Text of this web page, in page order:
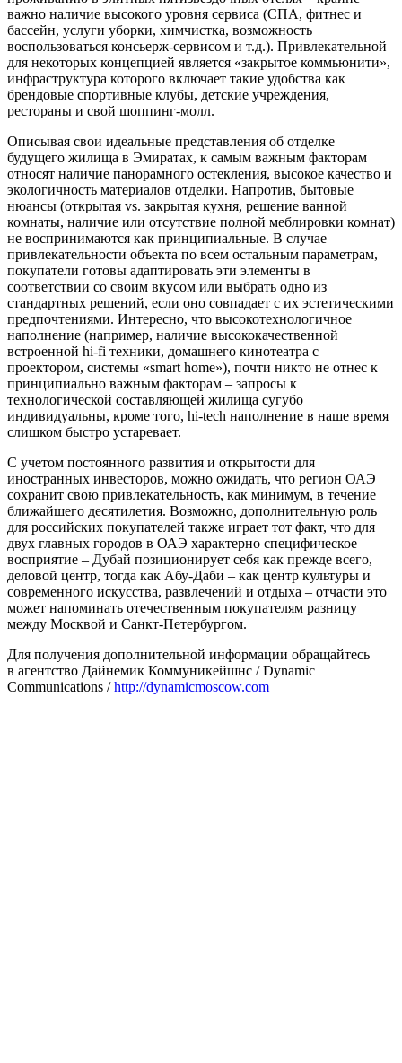
важно наличие высокого уровня сервиса (СПА, фитнес и
бассейн, услуги уборки, химчистка, возможность
воспользоваться консьерж-сервисом и т.д.). Привлекательной
для некоторых концепцией является «закрытое коммьюнити»,
инфраструктура которого включает такие удобства как
брендовые спортивные клубы, детские учреждения,
рестораны и свой шоппинг-молл.
Описывая свои идеальные представления об отделке
будущего жилища в Эмиратах, к самым важным факторам
относят наличие панорамного остекления, высокое качество и
экологичность материалов отделки. Напротив, бытовые
нюансы (открытая vs. закрытая кухня, решение ванной
комнаты, наличие или отсутствие полной меблировки комнат)
не воспринимаются как принципиальные. В случае
привлекательности объекта по всем остальным параметрам,
покупатели готовы адаптировать эти элементы в
соответствии со своим вкусом или выбрать одно из
стандартных решений, если оно совпадает с их эстетическими
предпочтениями. Интересно, что высокотехнологичное
наполнение (например, наличие высококачественной
встроенной hi-fi техники, домашнего кинотеатра с
проектором, системы «smart home»), почти никто не отнес к
принципиально важным факторам – запросы к
технологической составляющей жилища сугубо
индивидуальны, кроме того, hi-tech наполнение в наше время
слишком быстро устаревает.
С учетом постоянного развития и открытости для
иностранных инвесторов, можно ожидать, что регион ОАЭ
сохранит свою привлекательность, как минимум, в течение
ближайшего десятилетия. Возможно, дополнительную роль
для российских покупателей также играет тот факт, что для
двух главных городов в ОАЭ характерно специфическое
восприятие – Дубай позиционирует себя как прежде всего,
деловой центр, тогда как Aбу-Даби – как центр культуры и
современного искусства, развлечений и отдыха – отчасти это
может напоминать отечественным покупателям разницу
между Москвой и Санкт-Петербургом.
Для получения дополнительной информации обращайтесь
в агентство Дайнемик Коммуникейшнс / Dynamic
Communications /http://dynamicmoscow.com